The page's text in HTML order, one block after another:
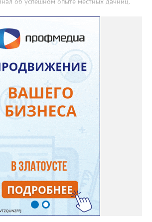
«Златоуст.инфо» хозяйка частного
– Посадила вдоль забора, потому что
не любит. Вот уже второй год растет и
просят саженцы: аромат и до них
лета собираю лаванду в пучки, сушу –
и саше одновременно. Лаванда широко
Семена, отметила собеседница
были сорта «Вознесенская узколистная».
без укрытия. Всхожесть оказалась
из пяти семян из каждой пачки четыре
После покупки (по весне)
убрать семена в холодильник на два
- мульчировать мелкой корой. Семена
прорастают. Если иногда срезать
семена вокруг куртины, лаванда
Ещё один секрет – этот символ
«вкусную» почву. Добавляйте в посадочную
– требуется хороший дренаж. В первый год
цветы убирать, чтобы силы куста
корневой системы. А со второго года
во всю силу! Фото: Екатерина Бойко,
Обсуждение новости здесь
newszlatoust74